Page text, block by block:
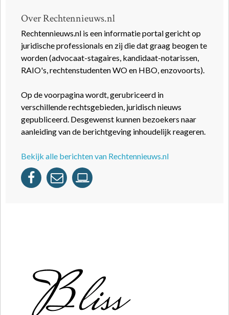
Over Rechtennieuws.nl
Rechtennieuws.nl is een informatie portal gericht op
juridische professionals en zij die dat graag beogen te
worden (advocaat-stagaires, kandidaat-notarissen,
RAIO's, rechtenstudenten WO en HBO, enzovoorts).
Op de voorpagina wordt, gerubriceerd in
verschillende rechtsgebieden, juridisch nieuws
gepubliceerd. Desgewenst kunnen bezoekers naar
aanleiding van de berichtgeving inhoudelijk reageren.
Bekijk alle berichten van Rechtennieuws.nl